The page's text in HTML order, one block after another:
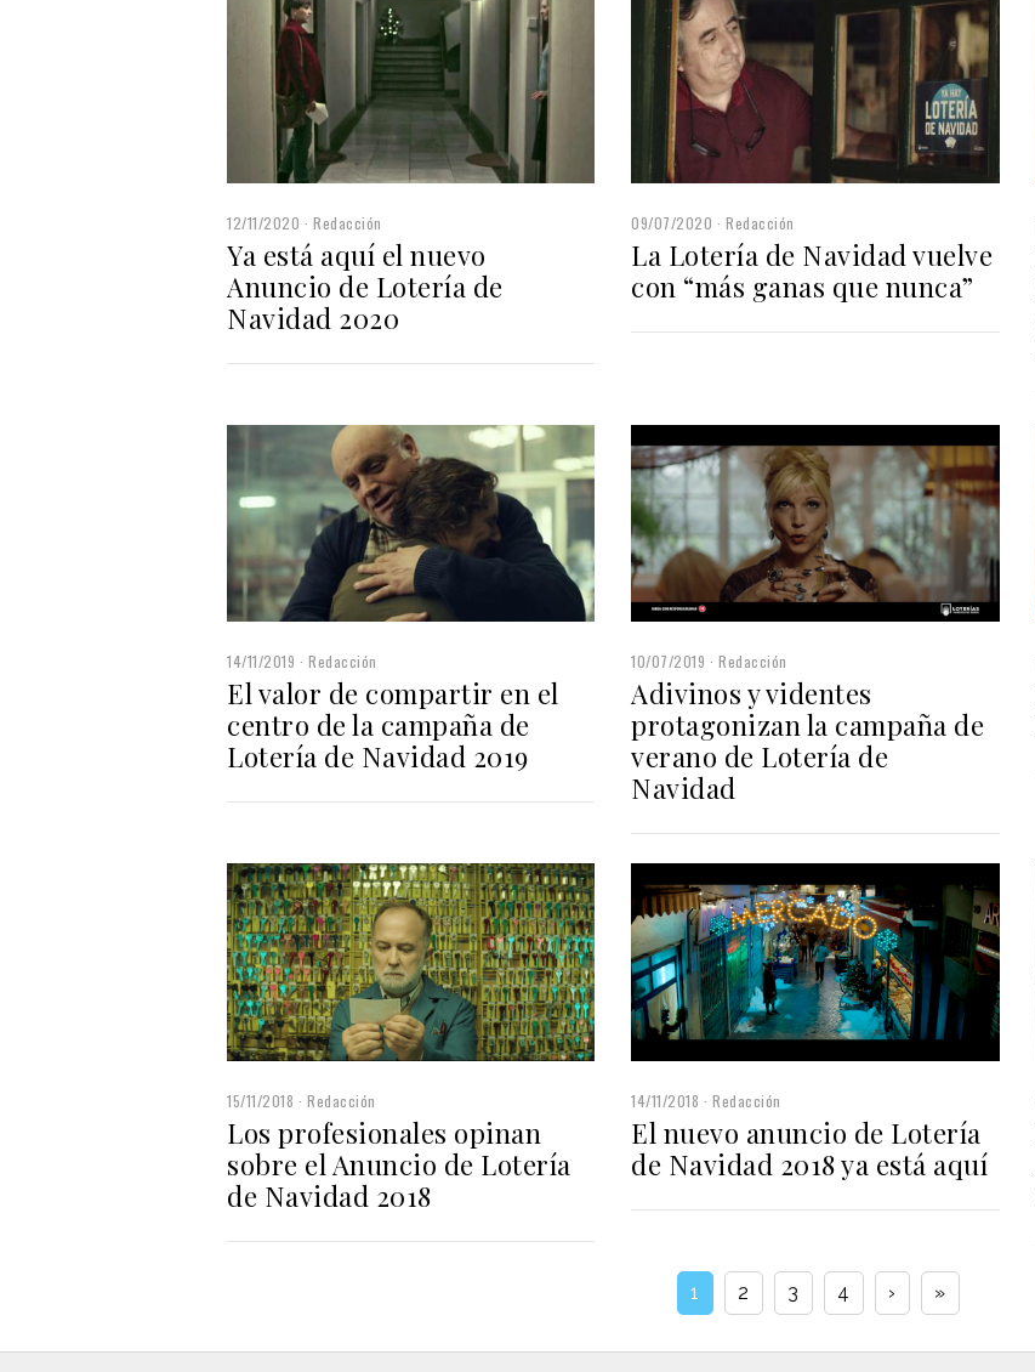
12/11/2020 Redacción
Ya está aquí el nuevo
Anuncio de Lotería de
Navidad 2020
09/07/2020 Redacción
La Lotería de Navidad vuelve
con “más ganas que nunca”
14/11/2019 Redacción
El valor de compartir en el
centro de la campaña de
Lotería de Navidad 2019
10/07/2019 Redacción
Adivinos y videntes
protagonizan la campaña de
verano de Lotería de
Navidad
15/11/2018 Redacción
Los profesionales opinan
sobre el Anuncio de Lotería
de Navidad 2018
14/11/2018 Redacción
El nuevo anuncio de Lotería
de Navidad 2018 ya está aquí
1 2 3 4 › »